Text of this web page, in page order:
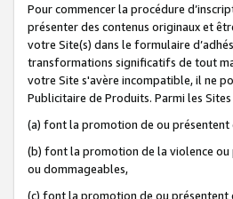
Pour commencer la procédure
présenter des contenus originaux et
votre Site(s) dans le formulaire
transformations significatifs de tout
votre Site s'avère incompatible, il ne
Publicitaire de Produits. Parmi les
(a) font la promotion de ou présentent
(b) font la promotion de la violence
ou dommageables,
(c) font la promotion de ou